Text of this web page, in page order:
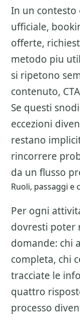
In un
ufficiale,
offerte,
metodo piu
si ripetono
contenuto,
Se questi
eccezioni
restano
rincorrere
da un flusso
Ruoli, passaggi
Per ogni
dovresti poter
domande: chi
completa, chi
tracciate le
quattro
processo